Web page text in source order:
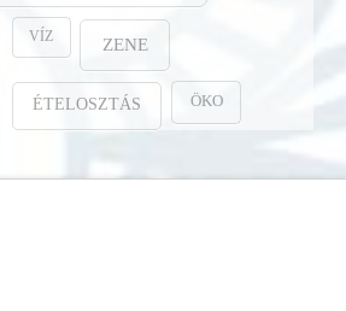
VÍZ ZENE
ÉTELOSZTÁS ÖKO